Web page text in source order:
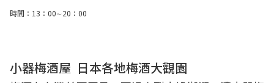
時間：13：00∼20：00
小器梅酒屋 日本各地梅酒大觀園